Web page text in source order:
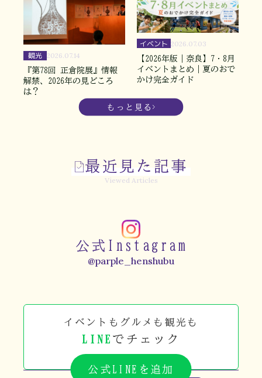
観光 2026.07.14
『第78回 正倉院展』情報
解禁、2026年の見どころ
は？
イベント 2026.07.03
【2026年版｜奈良】7・8月
イベントまとめ｜夏のおで
かけ完全ガイド
もっと見る
最近見た記事
Viewed Articles
公式Instagram
@parple_henshubu
イベントもグルメも観光も
LINE でチェック
公式LINEを追加